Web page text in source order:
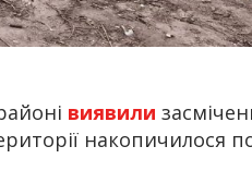
виявили
накопичилося